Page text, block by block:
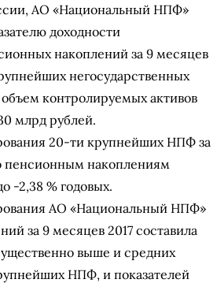
АО «Национальный НПФ»
доходности
накоплений за 9 месяцев
негосударственных
контролируемых активов
млрд рублей.
20-ти крупнейших НПФ за
пенсионным накоплениям
-2,38 % годовых.
АО «Национальный НПФ»
за 9 месяцев 2017 составила
выше и средних
НПФ, и показателей